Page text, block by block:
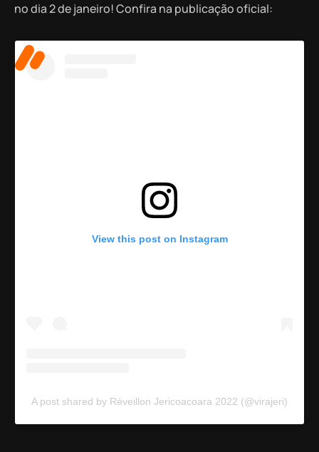
no dia 2 de janeiro! Confira na publicação oficial:
View this post on Instagram
A post shared by Réveillon Jericoacoara 2022 (@virajeri)